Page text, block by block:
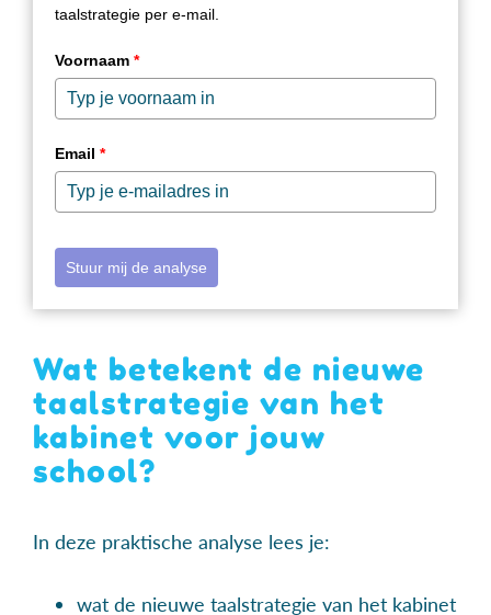
taalstrategie per e-mail.
Voornaam*
Email *
Stuur mij de analyse
Wat betekent de nieuwe
taalstrategie van het
kabinet voor jouw
school?
In deze praktische analyse lees je:
wat de nieuwe taalstrategie van het kabinet